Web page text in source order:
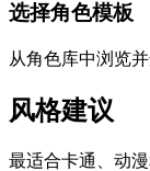
选择角色模板
从角色库中浏览
风格建议
最适合卡通、动漫